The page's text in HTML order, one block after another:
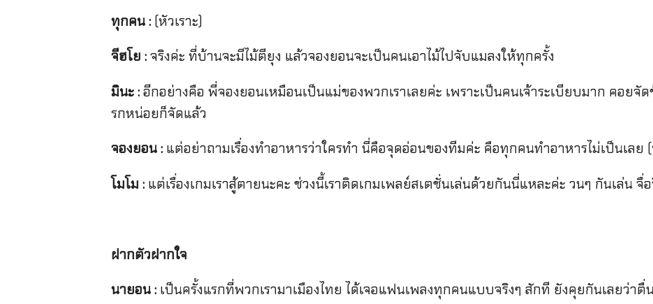
ทุกคน : (หัวเราะ)
จีฮโย :จริงค่ะ ที่บ้านจะมีไม้ตียุง แล้วจองยอนจะเป็นคนเอาไม้ไปจับแมลงให้ทุกครั้ง
มินะ : อีกอย่างคือ พี่จองยอนเหมือนเป็นแม่ของพวกเราเลยค่ะ เพราะเป็นคนเจ้าระเบียบมาก คอยจั
รกหน่อยก็จัดแล้ว
จองยอน : แต่อย่าถามเรื่องทำอาหารว่าใครทำ นี่คือจุดอ่อนของทีมค่ะ คือทุกคนทำอาหารไม่เป็นเลย (
โมโม : แต่เรื่องเกมเราสู้ตายนะคะ ช่วงนี้เราติดเกมเพลย์สเตชั่นเล่นด้วยกันนี่แหละค่ะ วนๆ กันเล่น จื่
ฝากตัวฝากใจ
นายอน : เป็นครั้งแรกที่พวกเรามาเมืองไทย ได้เจอแฟนเพลงทุกคนแบบจริงๆ สักที ยังคุยกันเลยว่าตื่